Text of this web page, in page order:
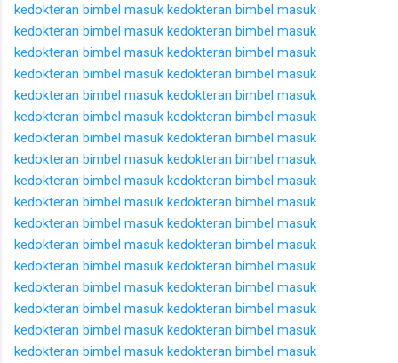
kedokteran bimbel masuk kedokteran bimbel masuk
kedokteran bimbel masuk kedokteran bimbel masuk
kedokteran bimbel masuk kedokteran bimbel masuk
kedokteran bimbel masuk kedokteran bimbel masuk
kedokteran bimbel masuk kedokteran bimbel masuk
kedokteran bimbel masuk kedokteran bimbel masuk
kedokteran bimbel masuk kedokteran bimbel masuk
kedokteran bimbel masuk kedokteran bimbel masuk
kedokteran bimbel masuk kedokteran bimbel masuk
kedokteran bimbel masuk kedokteran bimbel masuk
kedokteran bimbel masuk kedokteran bimbel masuk
kedokteran bimbel masuk kedokteran bimbel masuk
kedokteran bimbel masuk kedokteran bimbel masuk
kedokteran bimbel masuk kedokteran bimbel masuk
kedokteran bimbel masuk kedokteran bimbel masuk
kedokteran bimbel masuk kedokteran bimbel masuk
kedokteran bimbel masuk kedokteran bimbel masuk